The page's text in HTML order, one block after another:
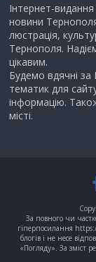
Інтернет-видання
новини
люстрація,
Тернополя.
цікавим.
Будемо вдячні
тематик для
інформацію.
місті.
За повного чи
гіперпосилання
блогів і не несе
«Погляду». За зміст